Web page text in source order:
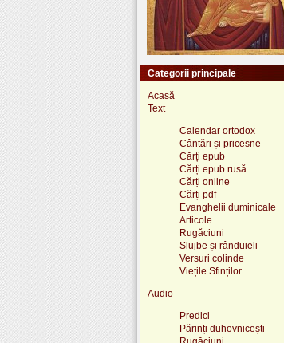
Categorii principale
Acasă
Text
Calendar ortodox
Cântări și pricesne
Cărți epub
Cărți epub rusă
Cărți online
Cărți pdf
Evanghelii duminicale
Articole
Rugăciuni
Slujbe și rânduieli
Versuri colinde
Viețile Sfinților
Audio
Predici
Părinți duhovnicești